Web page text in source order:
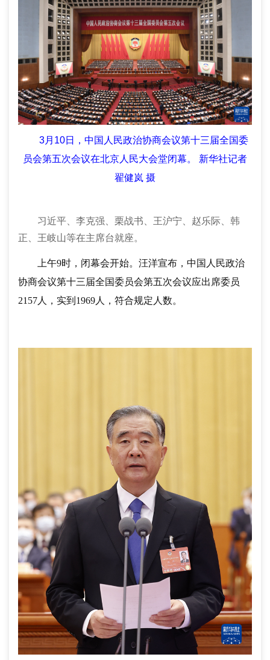
3月10日，中国人民政治协商会议第十三届全国委
员会第五次会议在北京人民大会堂闭幕。 新华社记者
翟健岚 摄
习近平、李克强、栗战书、王沪宁、赵乐际、韩
正、王岐山等在主席台就座。
上午9时，闭幕会开始。汪洋宣布，中国人民政治
协商会议第十三届全国委员会第五次会议应出席委员
2157人，实到1969人，符合规定人数。